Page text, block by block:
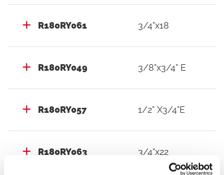
R180RY061 3/4"x18
R180RY049 3/8"x3/4" E
R180RY057 1/2" X3/4"E
R180RY063 3/4"x22